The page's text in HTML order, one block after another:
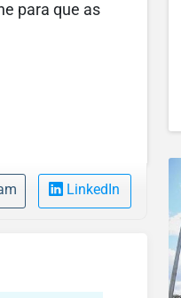
para que as
LinkedIn